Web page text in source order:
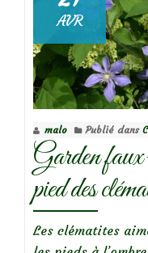
AVR
malo Publié dans
Garden
pied des
Les clématites